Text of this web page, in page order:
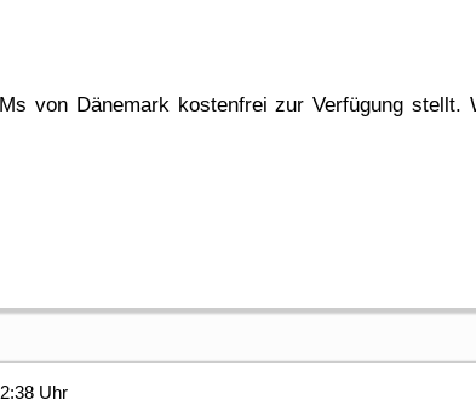
von Dänemark kostenfrei zur Verfügung
Uhr